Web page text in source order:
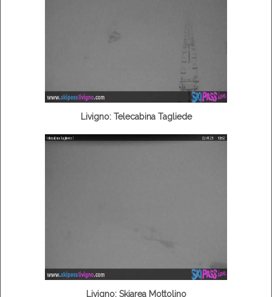
Livigno: Telecabina Tagliede
Livigno: Skiarea Mottolino